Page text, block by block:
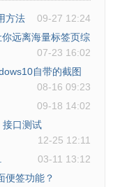
方法
09-27 12:24
远离海量标签页综
07-23 16:02
自带的截图
08-16 09:23
09-18 14:02
接口测试
12-25 12:11
03-11 13:12
便签功能？